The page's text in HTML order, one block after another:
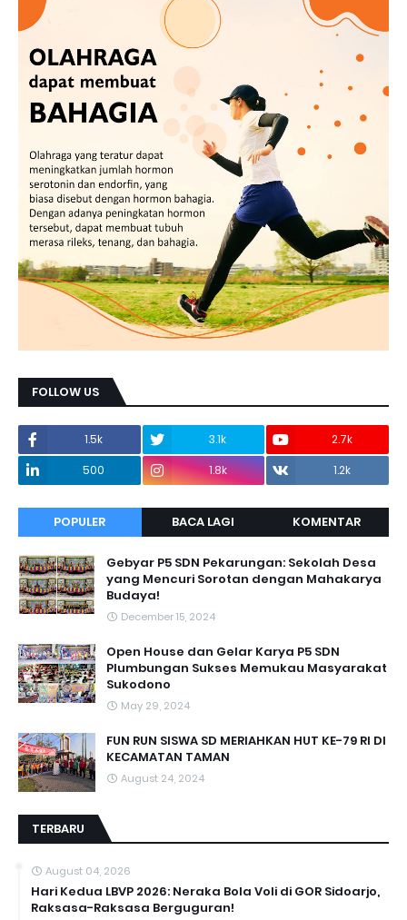
FOLLOW US
1.5k 3.1k
2.7k
500
1.8k 1.2k
POPULER BACA LAGI KOMENTAR
Gebyar P5 SDN Pekarungan: Sekolah Desa
yang Mencuri Sorotan dengan Mahakarya
Budaya!
December 15, 2024
Open House dan Gelar Karya P5 SDN
Plumbungan Sukses Memukau Masyarakat
Sukodono
May 29, 2024
FUN RUN SISWA SD MERIAHKAN HUT KE-79 RI DI
KECAMATAN TAMAN
August 24, 2024
TERBARU
August 04, 2026
Hari Kedua LBVP 2026: Neraka Bola Voli di GOR Sidoarjo,
Raksasa-Raksasa Berguguran!